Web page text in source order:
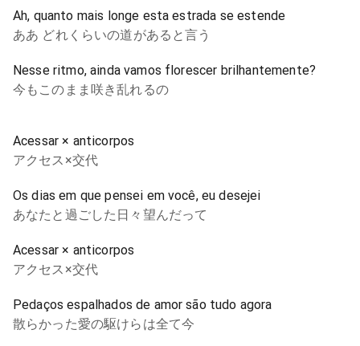
Ah, quanto mais longe esta estrada se estende
ああ どれくらいの道があると言う
Nesse ritmo, ainda vamos florescer brilhantemente?
今もこのまま咲き乱れるの
Acessar × anticorpos
アクセス×交代
Os dias em que pensei em você, eu desejei
あなたと過ごした日々望んだって
Acessar × anticorpos
アクセス×交代
Pedaços espalhados de amor são tudo agora
散らかった愛の駆けらは全て今